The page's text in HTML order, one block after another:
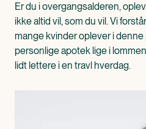
Er du i overgangsalderen,
ikke altid vil, som du vil. Vi
mange kvinder oplever i
personlige apotek lige i
lidt lettere i en travl hverdag.